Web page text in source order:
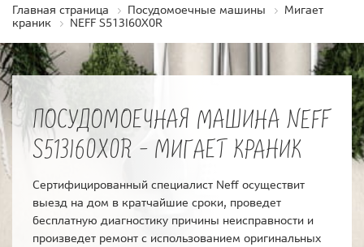
Главная страница Посудомоечные машины
Мигает
краник
NEFF S513I60X0R
ПОСУДОМОЕЧНАЯ МАШИНА NEFF
S513I60X0R - МИГАЕТ КРАНИК
Сертифицированный специалист Neff осуществит
выезд на дом в кратчайшие сроки, проведет
бесплатную диагностику причины неисправности и
произведет ремонт с использованием оригинальных